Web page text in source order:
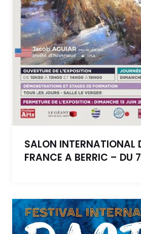
SALON INTERNATIONAL
FRANCE A BERRIC – DU